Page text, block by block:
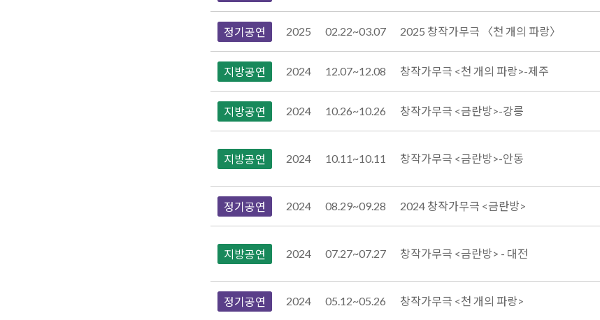
정기공연 2025 02.22~03.07 2025 창작가무극 〈천 개의 파랑〉
지방공연 2024 12.07~12.08 창작가무극 <천 개의 파랑>-제주
지방공연 2024 10.26~10.26 창작가무극 <금란방>-강릉
지방공연 2024 10.11~10.11 창작가무극 <금란방>-안동
정기공연 2024 08.29~09.28 2024 창작가무극 <금란방>
지방공연 2024 07.27~07.27 창작가무극 <금란방> - 대전
정기공연 2024 05.12~05.26 창작가무극 <천 개의 파랑>